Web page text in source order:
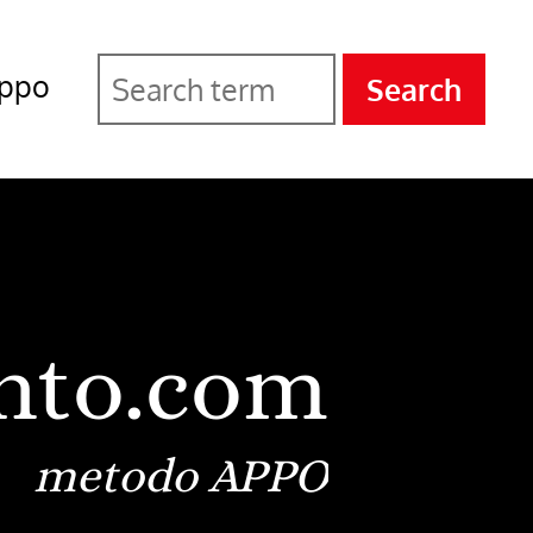
Search
metodo APPO